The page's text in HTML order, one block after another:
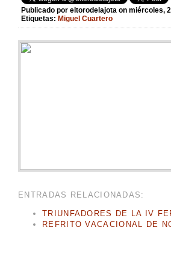
Publicado por eltorodelajota on miércoles,
Etiquetas: Miguel Cuartero
ENTRADAS RELACIONADAS:
TRIUNFADORES DE LA IV
REFRITO VACACIONAL DE